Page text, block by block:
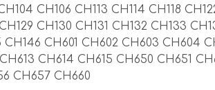
CH106 CH113 CH114 CH118
CH130 CH131 CH132 CH133
CH146 CH601 CH602 CH603 CH604
CH614 CH615 CH650 CH651
CH657 CH660